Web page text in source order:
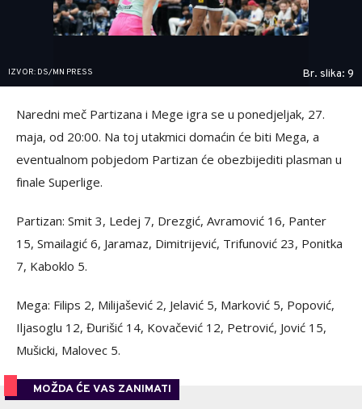
IZVOR: DS/MN PRESS Br. slika: 9
Naredni meč Partizana i Mege igra se u ponedjeljak, 27.
maja, od 20:00. Na toj utakmici domaćin će biti Mega, a
eventualnom pobjedom Partizan će obezbijediti plasman u
finale Superlige.
Partizan: Smit 3, Ledej 7, Drezgić, Avramović 16, Panter
15, Smailagić 6, Jaramaz, Dimitrijević, Trifunović 23, Ponitka
7, Kaboklo 5.
Mega: Filips 2, Milijašević 2, Jelavić 5, Marković 5, Popović,
Iljasoglu 12, Đurišić 14, Kovačević 12, Petrović, Jović 15,
Mušicki, Malovec 5.
MOŽDA ĆE VAS ZANIMATI